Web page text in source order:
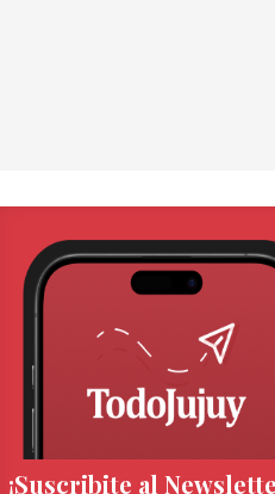
¡Suscribite al